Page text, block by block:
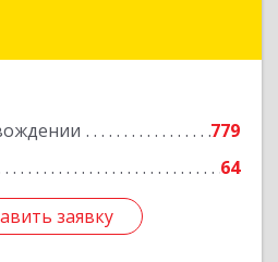
779
64
заявку
обл, Калининград г,
заявку